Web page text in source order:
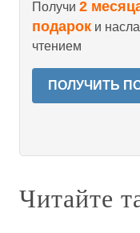
Получи 2
подарок и
чтением
ПОЛУЧИТЬ
Читайте